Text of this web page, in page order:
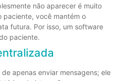
não aparecer é muito
paciente, você mantém o
futura. Por isso, um software
paciente.
apenas enviar mensagens; ele